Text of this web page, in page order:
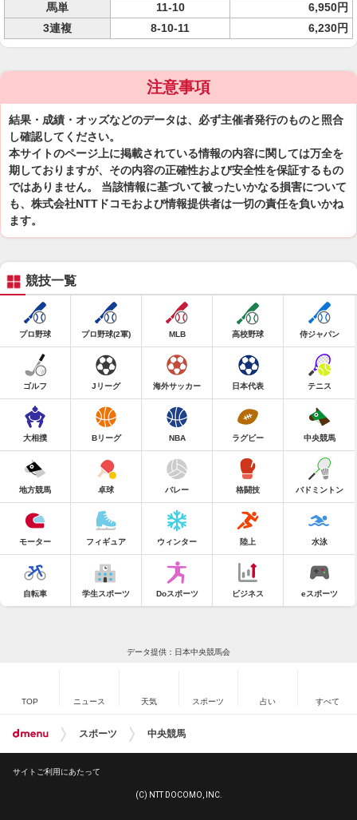
馬単
11-10
6,950円
3連複
8-10-11 6,230円
注意事項
結果・成績・オッズなどのデータは、必ず主催者発行のものと照合
し確認してください。
本サイトのページ上に掲載されている情報の内容に関しては万全を
期しておりますが、その内容の正確性および安全性を保証するもの
ではありません。 当該情報に基づいて被ったいかなる損害について
も、株式会社NTTドコモおよび情報提供者は一切の責任を負いかね
ます。
競技一覧
プロ野球 プロ野球(2軍) MLB 高校野球 侍ジャパン
ゴルフ Jリーグ 海外サッカー 日本代表 テニス
大相撲 Bリーグ NBA ラグビー 中央競馬
地方競馬 卓球 バレー 格闘技 バドミントン
モーター フィギュア ウィンター 陸上 水泳
自転車 学生スポーツ Doスポーツ ビジネス eスポーツ
データ提供：日本中央競馬会
TOP ニュース 天気 スポーツ 占い すべて
スポーツ 中央競馬
サイトご利用にあたって
(C) NTT DOCOMO, INC.